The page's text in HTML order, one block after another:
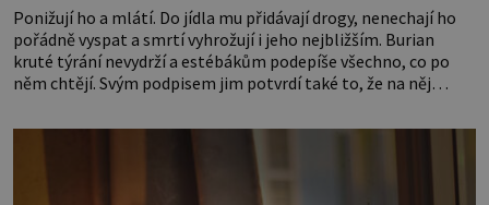
Ponižují ho a mlátí. Do jídla mu přidávají drogy, nenechají ho
pořádně vyspat a smrtí vyhrožují i jeho nejbližším. Burian
kruté týrání nevydrží a estébákům podepíše všechno, co po
něm chtějí. Svým podpisem jim potvrdí také to, že na něj
Syn brněnského řezníka chce být knězem a